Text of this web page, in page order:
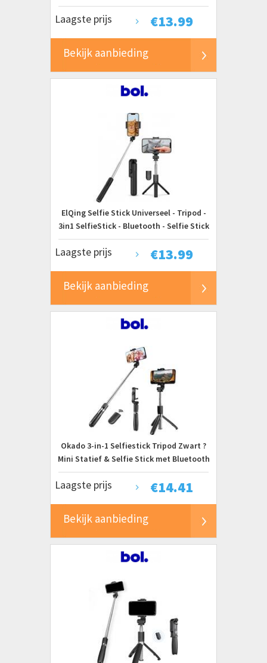
€13.99
Laagste prijs
Bekijk aanbieding
ElQing Selfie Stick Universeel - Tripod -
3in1 SelfieStick - Bluetooth - Selfie Stick
Tripod - iPhone - Samsung - Selfiestick
Universeel€13.99
Laagste prijs
Bekijk aanbieding
Okado 3-in-1 Selfiestick Tripod Zwart ?
Mini Statief & Selfie Stick met Bluetooth
Afstandsbediening ? 360? Draaibaar ? Tot
60 cm ? Voor Smartphones 3,6?6 Inch
€14.41
Laagste prijs
Bekijk aanbieding